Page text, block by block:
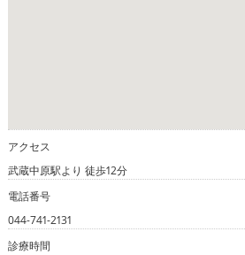
アクセス
武蔵中原駅より 徒歩12分
電話番号
044-741-2131
診療時間